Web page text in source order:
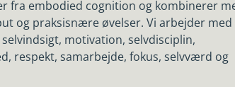
fra embodied cognition og kombinerer
og praksisnære øvelser. Vi arbejder
motivation, selvdisciplin,
respekt, samarbejde, fokus, selvværd og